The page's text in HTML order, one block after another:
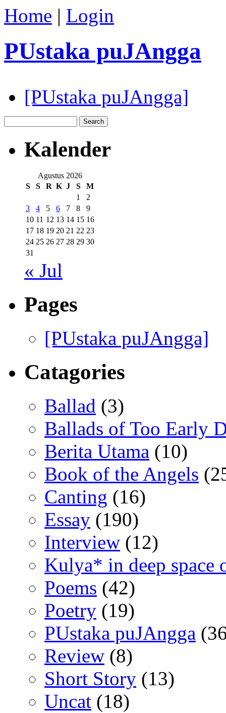
Home | Login
PUstaka puJAngga
[PUstaka puJAngga]
Kalender
Agustus 2026
S
S R K J S
M
1
2
3
4 5 6 7 8
9
10 11 12 13 14 15 16
17 18 19 20 21 22 23
24 25 26 27 28 29 30
31
« Jul
Pages
[PUstaka puJAngga]
Catagories
Ballad (3)
Ballads of Too Early
Berita Utama (10)
Book of the Angels
Canting (16)
Essay (190)
Interview (12)
Kulya* in deep space
Poems (42)
Poetry (19)
PUstaka puJAngga
Review (8)
Short Story (13)
Uncat (18)